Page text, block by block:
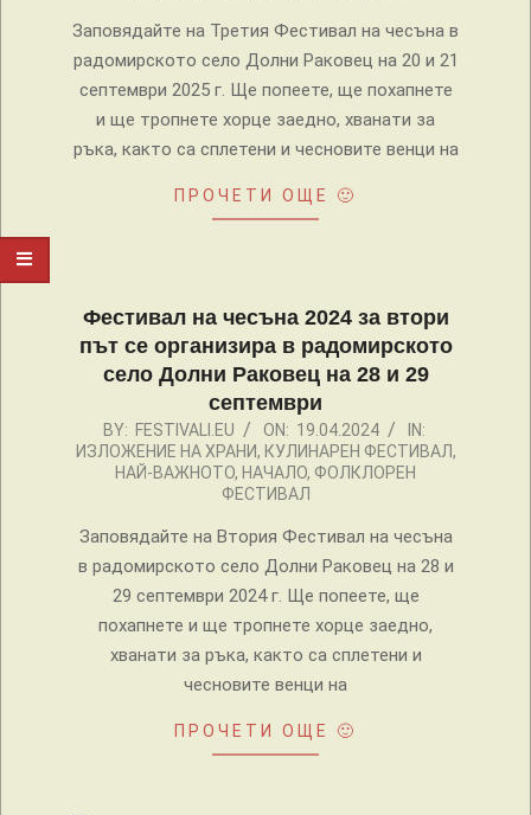
Заповядайте на Третия Фестивал на чесъна в
радомирското село Долни Раковец на 20 и 21
септември 2025 г. Ще попеете, ще похапнете
и ще тропнете хорце заедно, хванати за
ръка, както са сплетени и чесновите венци на
ПРОЧЕТИ ОЩЕ 🙂
Фестивал на чесъна 2024 за втори
път се организира в радомирското
село Долни Раковец на 28 и 29
септември
2024-
04-
BY: FESTIVALI.EU ON: 19.04.2024
IN:
ИЗЛОЖЕНИЕ НА ХРАНИ, КУЛИНАРЕН ФЕСТИВАЛ,
НАЙ-ВАЖНОТО, НАЧАЛО, ФОЛКЛОРЕН
ФЕСТИВАЛ
Заповядайте на Втория Фестивал на чесъна
в радомирското село Долни Раковец на 28 и
29 септември 2024 г. Ще попеете, ще
похапнете и ще тропнете хорце заедно,
хванати за ръка, както са сплетени и
чесновите венци на
ПРОЧЕТИ ОЩЕ 🙂